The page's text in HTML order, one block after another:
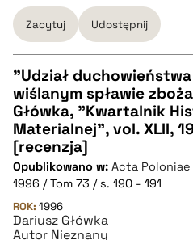
Zacytuj Udostępnij
CZYSTY TEKST
pobierz cytat
BIBTEX
"Udział
wiślanym spławie
Główka, "Kwartalnik
Materialnej", vol. XLII,
[recenzja]
Opublikowano w: Acta
1996 / Tom 73 / s. 190 - 191
ROK: 1996
Dariusz Główka
Autor Nieznany